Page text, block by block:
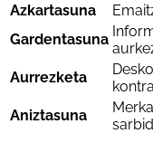
Azkartasuna
Gardentasuna
Aurrezketa
Aniztasuna